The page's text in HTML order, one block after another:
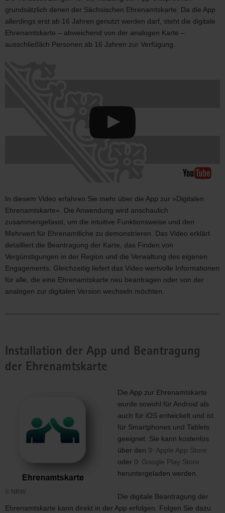
grundsätzlich denen der Sächsischen Ehrenamtskarte. Da die App
allerdings erst ab 16 Jahren genutzt werden darf, steht die digitale
Ehrenamtskarte – abweichend von der analogen Karte –
ausschließlich Personen ab 16 Jahren zur Verfügung.
In diesem Video erfahren Sie mehr über die App zur »Digitalen
Ehrenamtskarte«. Die Anwendung wird anschaulich
zusammengefasst, um die intuitive Funktionsweise und den
Mehrwert für Ehrenamtliche zu demonstrieren. Das Video erklärt
detailliert die Beantragung der Karte, das Finden von
Vergünstigungen in der Region und die Verwaltung des eigenen
Engagements. Gleichzeitig liefert das Video wertvolle Informationen
für alle, die eine Ehrenamtskarte neu beantragen oder von der
analogen zur digitalen Version wechseln möchten.
Installation der App und Beantragung
der Ehrenamtskarte
© NRW
Die App zur Ehrenamtskarte
wurde sowohl für Android als
auch für iOS entwickelt und ist
für Smartphones und Tablets
geeignet. Sie kann kostenlos
über den
Apple App Store
oder
Google Play Store
heruntergeladen werden.
Die digitale Beantragung der
Ehrenamtskarte kann direkt in der App erfolgen. Folgen Sie dazu